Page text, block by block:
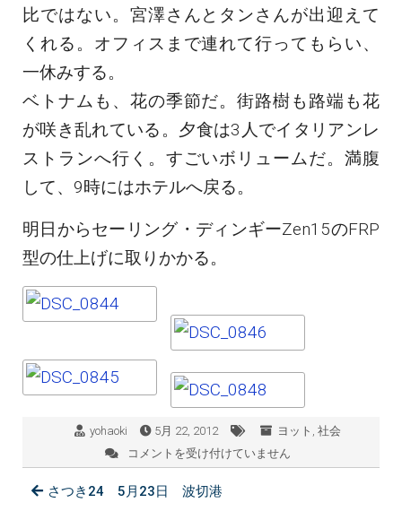
比ではない。宮澤さんとタンさんが出迎えて
くれる。オフィスまで連れて行ってもらい、
一休みする。
ベトナムも、花の季節だ。街路樹も路端も花
が咲き乱れている。夕食は3人でイタリアンレ
ストランへ行く。すごいボリュームだ。満腹
して、9時にはホテルへ戻る。
明日からセーリング・ディンギーZen15のFRP
型の仕上げに取りかかる。
yohaoki 5月 22, 2012 ヨット 社会
ハ
イ
コメントを受け付けていません
さつき24 5月23日 波切港